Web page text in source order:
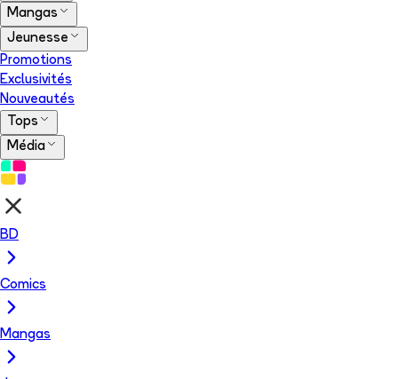
Mangas
Jeunesse
Promotions
Exclusivités
Nouveautés
Tops
Média
BD
Comics
Mangas